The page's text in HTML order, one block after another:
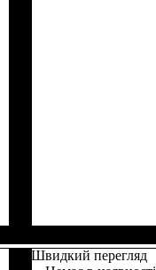
Швидкий перегляд